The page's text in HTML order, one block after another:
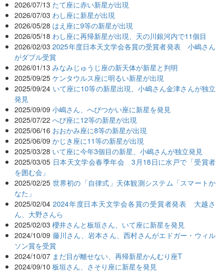
2026/07/13 たて座に赤い新星が出現
2026/07/03 わし座に新星が出現
2026/05/28 はえ座に9等の新星が出現
2026/05/18 わし座に再帰新星が出現、天の川銀河内で11個目
2026/02/03 2025年度日本天文学会各賞の受賞者発表 小嶋さん
がダブル受賞
2026/01/13 みなみじゅうじ座の新天体が新星と判明
2025/09/25 ケンタウルス座に明るい新星が出現
2025/09/24 いて座に10等の新星出現、小嶋さん金津さんが独立
発見
2025/09/09 小嶋さん、へびつかい座に新星を発見
2025/07/22 へび座に12等の新星が出現
2025/06/16 おおかみ座に8等の新星が出現
2025/06/09 かじき座に11等の新星が出現
2025/03/28 いて座に今年3個目の新星、小嶋さんが独立発見
2025/03/05 日本天文学会春季年会 3月18日に水戸で「受賞者
を囲む会」
2025/02/25 世界初の「自律式」天体観測システム「スマートか
なた」
2025/02/04 2024年度日本天文学会各賞の受賞者発表 大越さ
ん、大野さんら
2025/02/03 櫻井さんと板垣さん、いて座に新星を発見
2024/10/09 藤川さん、岩本さん、西村さんがエドガー・ウィル
ソン賞を受賞
2024/10/07 まだ目が離せない、再帰新星かんむり座T
2024/09/10 板垣さん、さそり座に新星を発見